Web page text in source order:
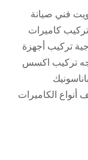
فني صيانة
تركيب كاميرات
تركيب أجهزة
تركيب اكسس
الكاميرات